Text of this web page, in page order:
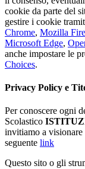
cookie da parte del
gestire i cookie
Chrome, Mozilla
Microsoft Edge,
anche impostare le
Choices.
Privacy Policy e
Per conoscere ogni
Scolastico
invitiamo a
seguente link
Questo sito o gli